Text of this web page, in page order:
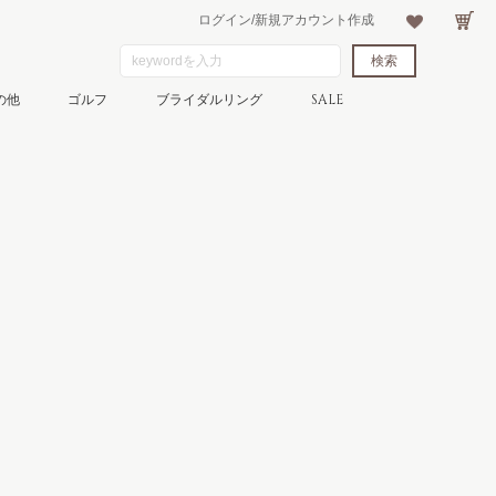
他 ゴルフ ブライダルリング SALE
ログイン/新規アカウント作成